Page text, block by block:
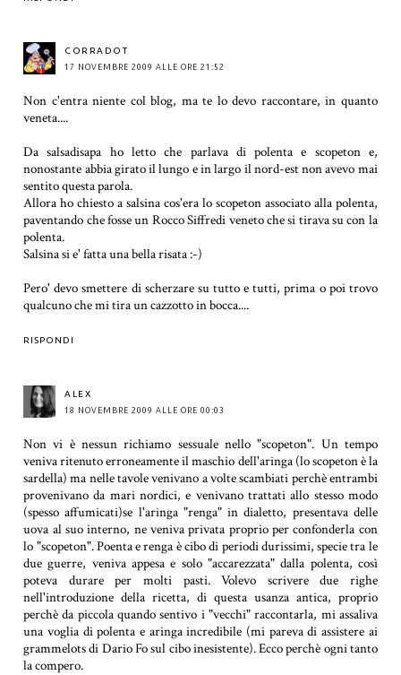
CORRADOT
17 NOVEMBRE 2009 ALLE ORE 21:52
Non c'entra niente col blog, ma te lo devo raccontare, in quanto
veneta....
Da salsadisapa ho letto che parlava di polenta e scopeton e,
nonostante abbia girato il lungo e in largo il nord-est non avevo mai
sentito questa parola.
Allora ho chiesto a salsina cos'era lo scopeton associato alla polenta,
paventando che fosse un Rocco Siffredi veneto che si tirava su con la
polenta.
Salsina si e' fatta una bella risata :-)
Pero' devo smettere di scherzare su tutto e tutti, prima o poi trovo
qualcuno che mi tira un cazzotto in bocca....
RISPONDI
ALEX
18 NOVEMBRE 2009 ALLE ORE 00:03
Non vi è nessun richiamo sessuale nello "scopeton". Un tempo
veniva ritenuto erroneamente il maschio dell'aringa (lo scopeton è la
sardella) ma nelle tavole venivano a volte scambiati perchè entrambi
provenivano da mari nordici, e venivano trattati allo stesso modo
(spesso affumicati)se l'aringa "renga" in dialetto, presentava delle
uova al suo interno, ne veniva privata proprio per confonderla con
lo "scopeton". Poenta e renga è cibo di periodi durissimi, specie tra le
due guerre, veniva appesa e solo "accarezzata" dalla polenta, così
poteva durare per molti pasti. Volevo scrivere due righe
nell'introduzione della ricetta, di questa usanza antica, proprio
perchè da piccola quando sentivo i "vecchi" raccontarla, mi assaliva
una voglia di polenta e aringa incredibile (mi pareva di assistere ai
grammelots di Dario Fo sul cibo inesistente). Ecco perchè ogni tanto
la compero.